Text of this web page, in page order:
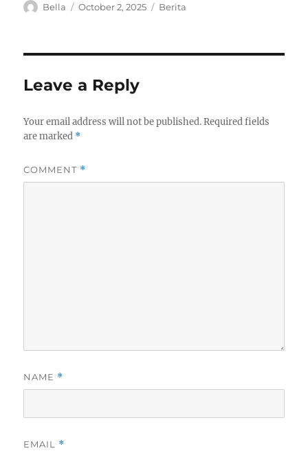
A
Bella
P
o
October 2, 2025
C
e
Berita
Leave a Reply
Your email address will not be published. Required fields
are marked *
COMMENT *
NAME *
EMAIL *